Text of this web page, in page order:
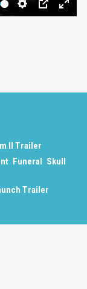
II Trailer
Funeral Skull
Trailer